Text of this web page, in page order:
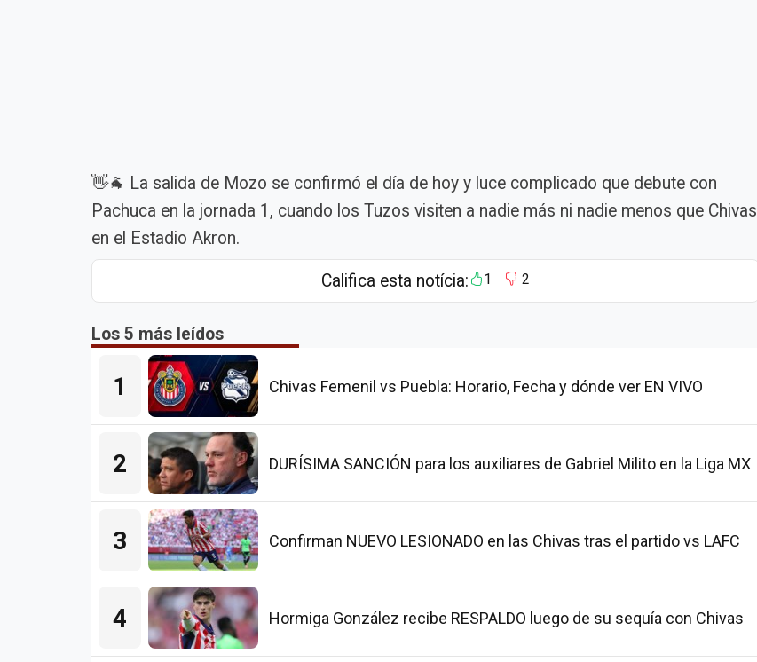
👋🐐 La salida de Mozo se confirmó el día de hoy y luce complicado que debute con
Pachuca en la jornada 1, cuando los Tuzos visiten a nadie más ni nadie menos que Chivas
en el Estadio Akron.
Califica esta notícia: 1 2
Los 5 más leídos
1 Chivas Femenil vs Puebla: Horario, Fecha y dónde ver EN VIVO
2 DURÍSIMA SANCIÓN para los auxiliares de Gabriel Milito en la Liga MX
3 Confirman NUEVO LESIONADO en las Chivas tras el partido vs LAFC
4 Hormiga González recibe RESPALDO luego de su sequía con Chivas